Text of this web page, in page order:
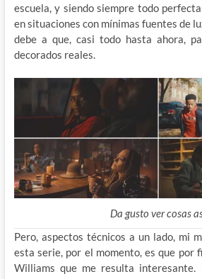
escuela, y siendo siempre todo
en situaciones con mínimas fuentes de
debe a que, casi todo hasta ahora,
decorados reales.
Da gusto ver cosas
Pero, aspectos técnicos a un lado, mi
esta serie, por el momento, es que por
Williams que me resulta